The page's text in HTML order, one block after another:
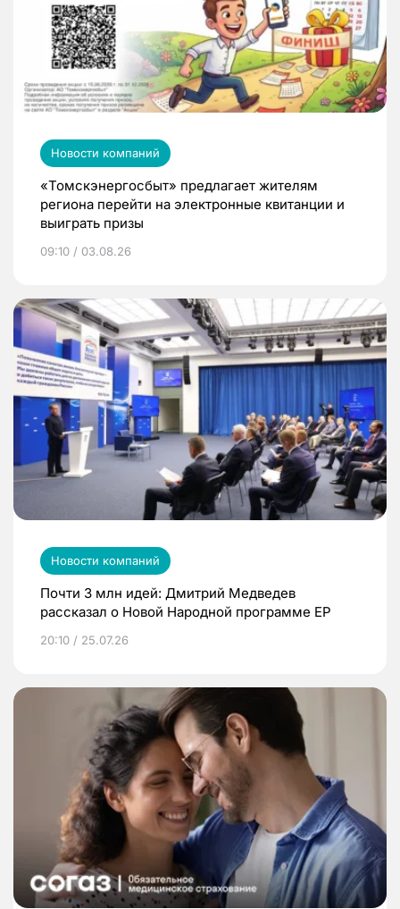
Новости компаний
«Томскэнергосбыт» предлагает жителям
региона перейти на электронные квитанции и
выиграть призы
09:10 / 03.08.26
Новости компаний
Почти 3 млн идей: Дмитрий Медведев
рассказал о Новой Народной программе ЕР
20:10 / 25.07.26